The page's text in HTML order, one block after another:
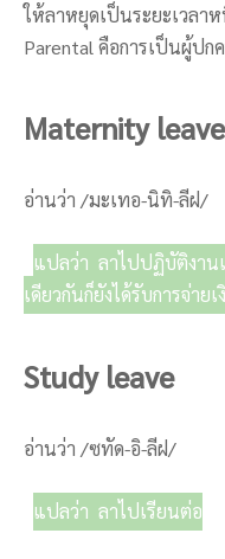
ให้ลาหยุดเป็นระยะเวลา
Parental คือการเป็นผู้ปก
Maternity leave
อ่านว่า /มะเทอ-นิทิ-ลีฝ/
แปลว่า ลาไปปฏิบัติงาน
เดียวกันก็ยังได้รับการจ่ายเ
Study leave
อ่านว่า /ซทัด-อิ-ลีฝ/
แปลว่า ลาไปเรียนต่อ